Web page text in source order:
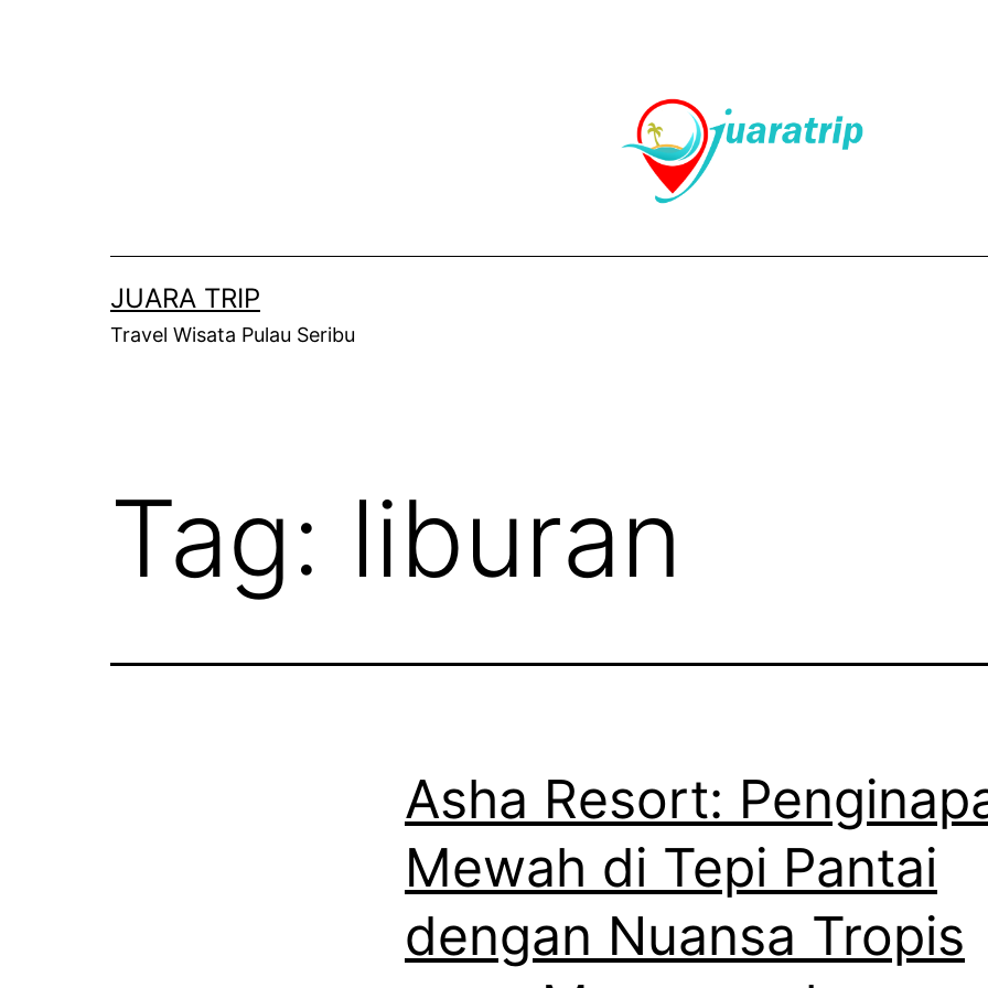
JUARA TRIP
Travel Wisata Pulau Seribu
Tag: liburan
Asha Resort:
Mewah di Tepi Pantai
dengan Nuansa Tropis